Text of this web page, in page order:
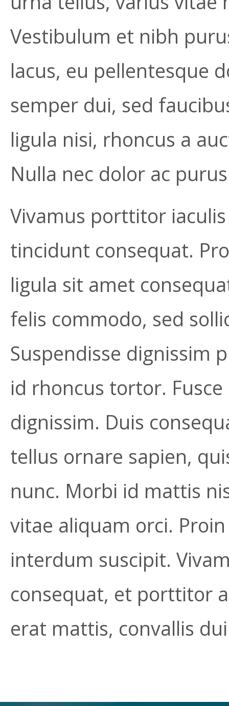
Vestibulum et nibh
lacus, eu pellentesque
semper dui, sed
ligula nisi, rhoncus a
Nulla nec dolor ac
Vivamus porttitor
tincidunt consequat.
ligula sit amet
felis commodo, sed
Suspendisse dignissim
id rhoncus tortor.
dignissim. Duis
tellus ornare sapien,
nunc. Morbi id mattis
vitae aliquam orci.
interdum suscipit.
consequat, et porttitor
erat mattis, convallis